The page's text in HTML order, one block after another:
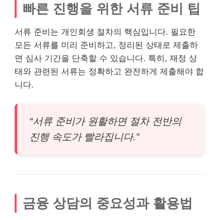
빠른 진행을 위한 서류 준비 팁
서류 준비는 개인회생 절차의 핵심입니다. 필요한
모든 서류를 미리 준비하고, 정리된 상태로 제출하
면 심사 기간을 단축할 수 있습니다. 특히, 재정 상
태와 관련된 서류는 정확하고 완전하게 제출해야 합
니다.
“서류 준비가 원활하면 절차 전반의
진행 속도가 빨라집니다.”
금융 상담의 중요성과 활용법